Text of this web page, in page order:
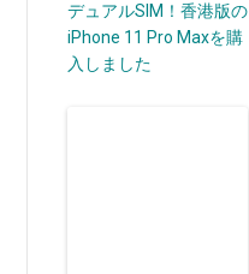
デュアルSIM！香港版の
iPhone 11 Pro Maxを購
入しました